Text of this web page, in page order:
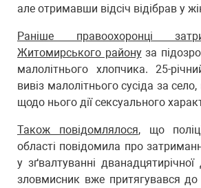
але отримавши відсіч відібрав у
Раніше правоохоронці
Житомирського районуза
малолітнього хлопчика. 25-
вивіз малолітнього сусіда за
щодо нього дії сексуального
Також повідомлялося, що
області повідомила про
у зґвалтуванні
зловмисник вже притягувався до